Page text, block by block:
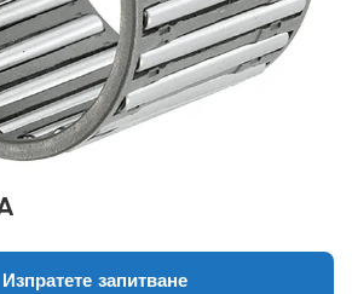
Изпратете запитване